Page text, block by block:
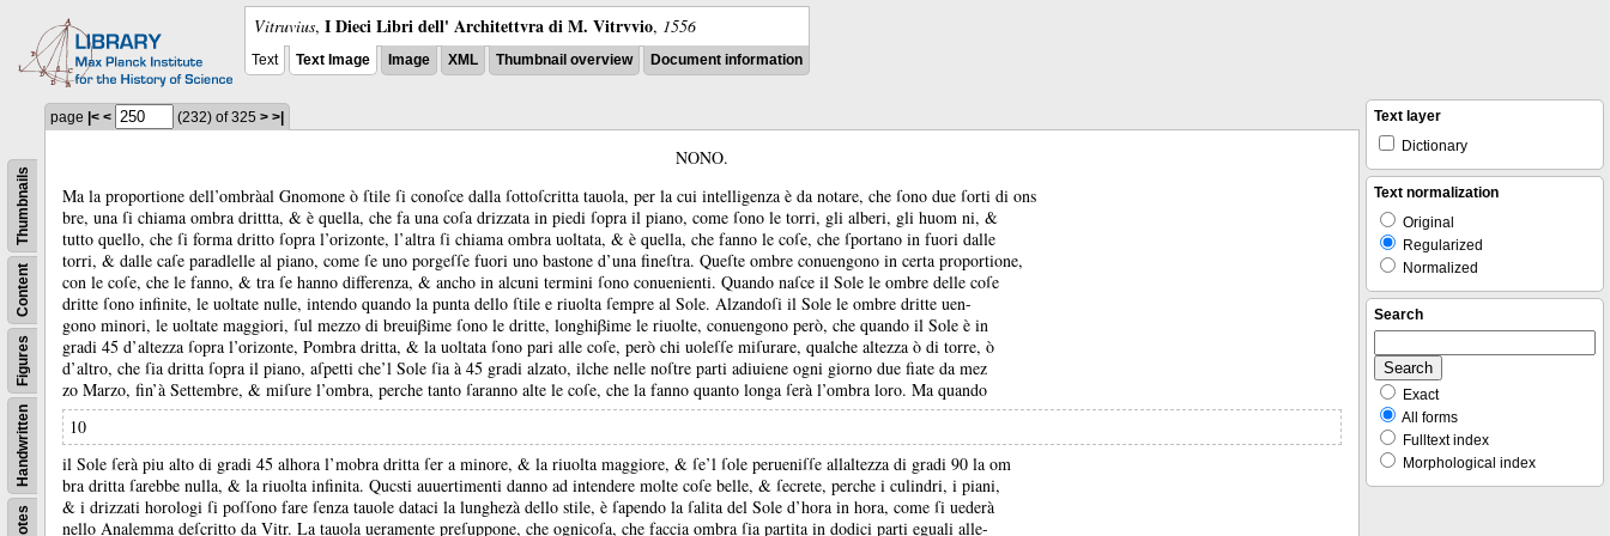
Vitruvius, I Dieci Libri dell' Architettvra di M. Vitrvvio, 1556
Text Text Image Image XML Thumbnail overview Document information
Notes
Handwritten
Figures
Content
Thumbnails
page |< < (232) of 325 > >|
NONO.
Ma la proportione dell’ombràal Gnomone ò ſtile ſi conoſce dalla ſottoſcritta tauola, per la cui intelligenza è da notare, che ſono due ſorti di ons
bre, una ſi chiama ombra drittta, & è quella, che fa una coſa drizzata in piedi ſopra il piano, come ſono le torri, gli alberi, gli huom ni, &
tutto quello, che ſi forma dritto ſopra l’orizonte, l’altra ſi chiama ombra uoltata, & è quella, che fanno le coſe, che ſportano in fuori dalle
torri, & dalle caſe paradlelle al piano, come ſe uno porgeſſe fuori uno bastone d’una fineſtra. Queſte ombre conuengono in certa proportione,
con le coſe, che le fanno, & tra ſe hanno differenza, & ancho in alcuni termini ſono conuenienti. Quando naſce il Sole le ombre delle coſe
dritte ſono infinite, le uoltate nulle, intendo quando la punta dello ſtile e riuolta ſempre al Sole. Alzandoſi il Sole le ombre dritte uen-
gono minori, le uoltate maggiori, ſul mezzo di breuiβime ſono le dritte, longhiβime le riuolte, conuengono però, che quando il Sole è in
gradi 45 d’altezza ſopra l’orizonte, Pombra dritta, & la uoltata ſono pari alle coſe, però chi uoleſſe miſurare, qualche altezza ò di torre, ò
d’altro, che ſia dritta ſopra il piano, aſpetti che’l Sole ſia à 45 gradi alzato, ilche nelle noſtre parti adiuiene ogni giorno due fiate da mez
zo Marzo, fin’à Settembre, & miſure l’ombra, perche tanto ſaranno alte le coſe, che la fanno quanto longa ſerà l’ombra loro. Ma quando
10
il Sole ſerà piu alto di gradi 45 alhora l’mobra dritta ſer a minore, & la riuolta maggiore, & ſe’l ſole perueniſſe allaltezza di gradi 90 la om
bra dritta ſarebbe nulla, & la riuolta infinita. Qucsti auuertimenti danno ad intendere molte coſe belle, & ſecrete, perche i culindri, i piani,
& i drizzati horologi ſi poſſono fare ſenza tauole dataci la lunghezà dello stile, è ſapendo la ſalita del Sole d’hora in hora, come ſi uederà
nello Analemma deſcritto da Vitr. La tauola ueramente preſuppone, che ognicoſa, che faccia ombra ſia partita in dodici parti eguali alle-
Text layer
Dictionary
Text normalization
Original
Regularized
Normalized
Search
Exact
All forms
Fulltext index
Morphological index